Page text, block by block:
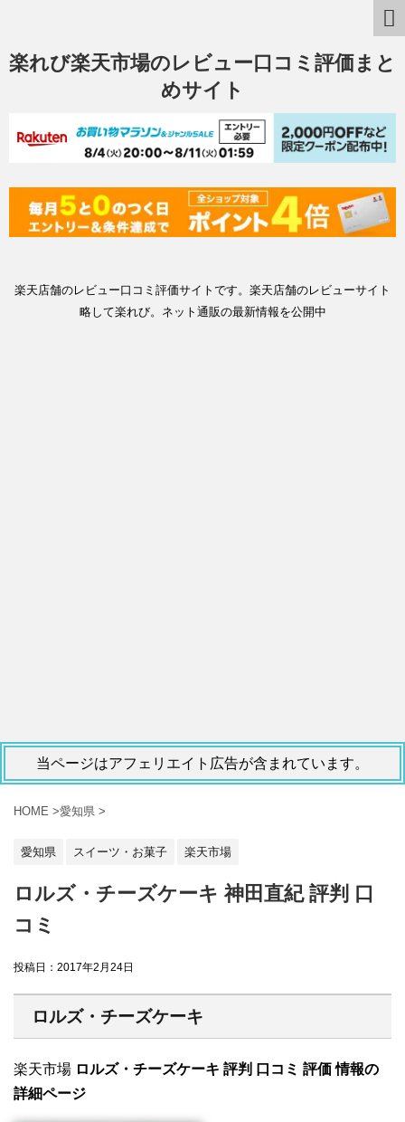
楽れび楽天市場のレビュー口コミ評価まと
めサイト
楽天店舗のレビュー口コミ評価サイトです。楽天店舗のレビューサイト
略して楽れび。ネット通販の最新情報を公開中
当ページはアフェリエイト広告が含まれています。
HOME >愛知県 >
愛知県 スイーツ・お菓子 楽天市場
ロルズ・チーズケーキ 神田直紀 評判 口
コミ
投稿日： 2017年2月24日
ロルズ・チーズケーキ
楽天市場 ロルズ・チーズケーキ 評判 口コミ 評価 情報の
詳細ページ